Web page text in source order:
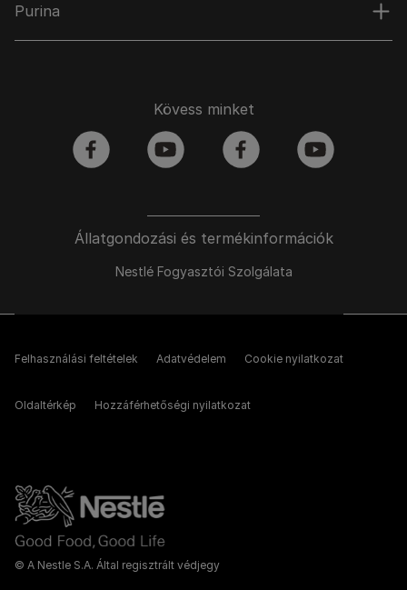
Purina
Állatgondozási és termékinformációk
Nestlé Fogyasztói Szolgálata
Kövess minket
facebook youtube facebook youtube
© A Nestle S.A. Által regisztrált védjegy
Felhasználási feltételek Adatvédelem Cookie nyilatkozat
Oldaltérkép Hozzáférhetőségi nyilatkozat